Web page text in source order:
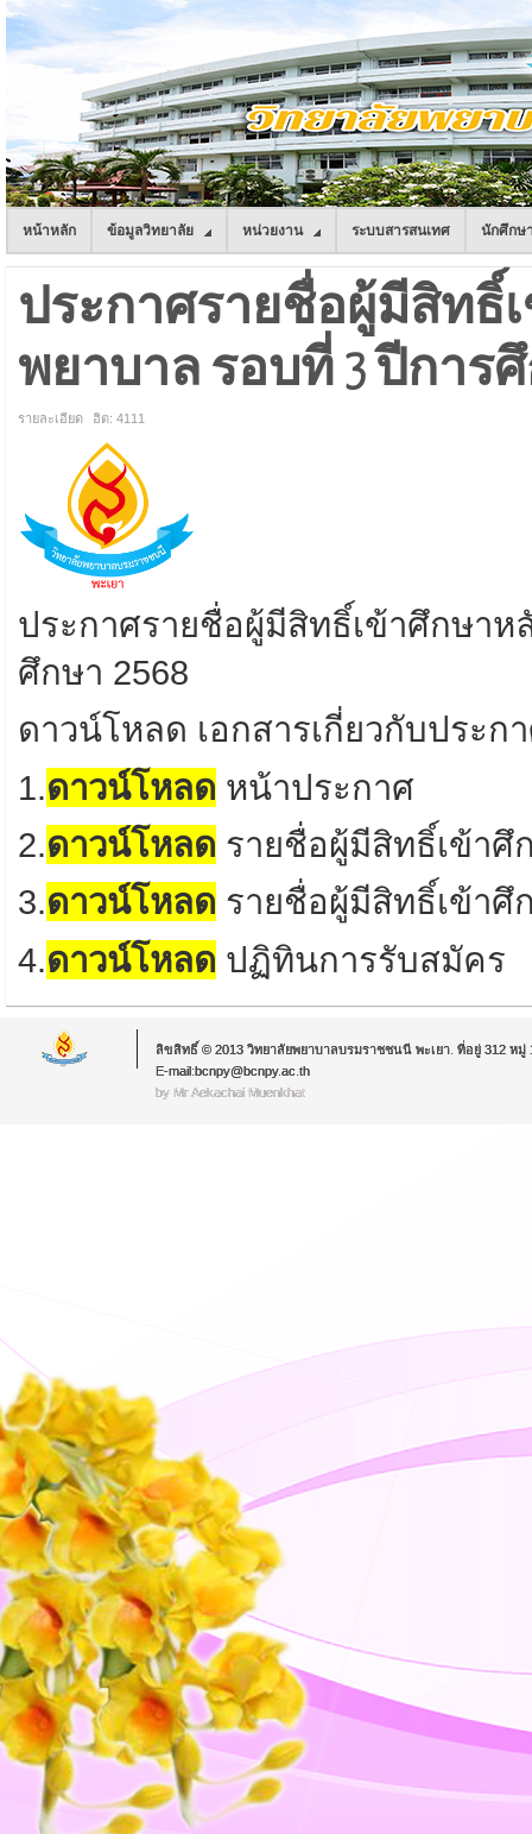
หน้าหลัก ข้อมูลวิทยาลัย หน่วยงาน ระบบสารสนเทศ นักศึกษ
ประกาศรายชื่อผู้มีสิทธิ์
พยาบาล รอบที่ 3 ปีการศึ
รายละเอียด ฮิต: 4111
ประกาศรายชื่อผู้มีสิทธิ์เข้าศึกษาห
ศึกษา 2568
ดาวน์โหลด เอกสารเกี่ยวกับประก
1.ดาวน์โหลด หน้าประกาศ
2.ดาวน์โหลด รายชื่อผู้มีสิทธิ์เข้าศึ
3.ดาวน์โหลด รายชื่อผู้มีสิทธิ์เข้าศึ
4.ดาวน์โหลด ปฏิทินการรับสมัคร
ลิขสิทธิ์ © 2013 วิทยาลัยพยาบาลบรมราชชนนี พะเยา. ที่อยู่ 312 หมู่
E-mail:bcnpy@bcnpy.ac.th
by Mr.Aekachai Muenkhat